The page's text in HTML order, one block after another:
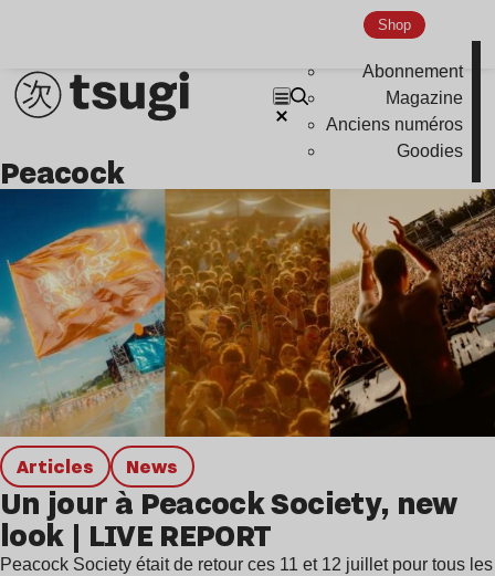
Shop
Abonnement
Magazine
Anciens numéros
Goodies
peacock
Articles news
Un jour à Peacock Society, new
look | LIVE REPORT
Peacock Society était de retour ces 11 et 12 juillet pour tous les